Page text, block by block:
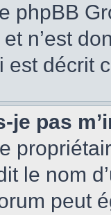
phpBB
n’est
est décrit
je pas
le nom
peut